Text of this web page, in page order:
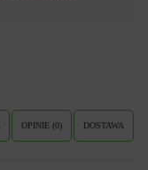
OPINIE (0) DOSTAWA